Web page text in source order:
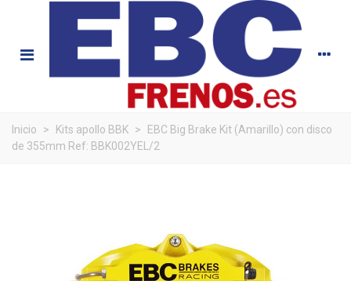
Inicio > Kits apollo BBK >
EBC Big Brake Kit (Amarillo) con disco
de 355mm Ref: BBK002YEL/2